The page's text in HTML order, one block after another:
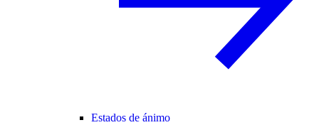
Estados de ánimo